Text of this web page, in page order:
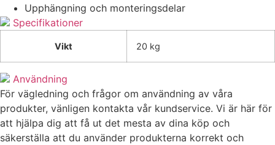
Upphängning och monteringsdelar
Specifikationer
Vikt 20 kg
Användning
För vägledning och frågor om användning av våra
produkter, vänligen kontakta vår kundservice. Vi är här för
att hjälpa dig att få ut det mesta av dina köp och
säkerställa att du använder produkterna korrekt och